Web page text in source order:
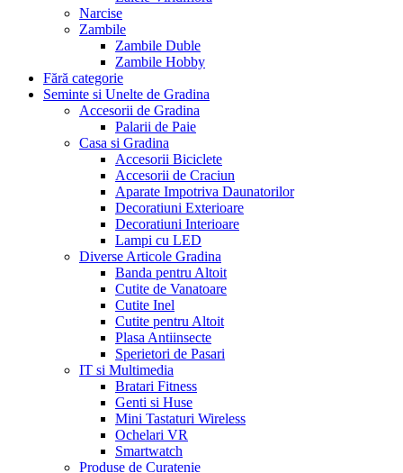
Narcise
Zambile
Zambile Duble
Zambile Hobby
Fără categorie
Seminte si Unelte de Gradina
Accesorii de Gradina
Palarii de Paie
Casa si Gradina
Accesorii Biciclete
Accesorii de Craciun
Aparate Impotriva Daunatorilor
Decoratiuni Exterioare
Decoratiuni Interioare
Lampi cu LED
Diverse Articole Gradina
Banda pentru Altoit
Cutite de Vanatoare
Cutite Inel
Cutite pentru Altoit
Plasa Antiinsecte
Sperietori de Pasari
IT si Multimedia
Bratari Fitness
Genti si Huse
Mini Tastaturi Wireless
Ochelari VR
Smartwatch
Produse de Curatenie